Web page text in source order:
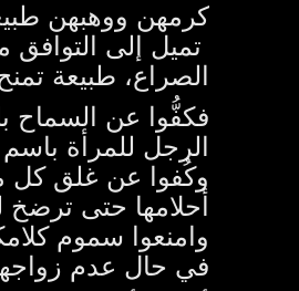
كرمهن ووهبهن
تميل إلى التوافق
الصراع، طبيعة
فكفُّوا عن السماح
الرجل للمرأة
وكُفوا عن غلق كل
أحلامها حتى ترضخ
وامنعوا سموم
في حال عدم